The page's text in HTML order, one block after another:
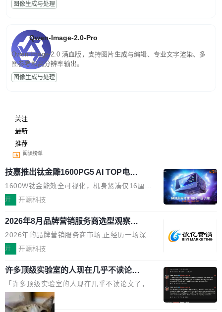
图像生成与处理
Qwen-Image-2.0-Pro
Qwen-Image-2.0 满血版，支持图片生成与编辑、专业文字渲染、多
图参考和高分辨率输出。
图像生成与处理
关注
最新
推荐
阅读榜单
技嘉推出钛金雕1600PG5 AI TOP电
源：为发烧级主机与本地AI算力打造旗
舰供电方案
1600W钛金能效全可视化，机身紧凑仅16厘米
继2026台北电脑展首度亮相后，技嘉科技近日正
电源专为发烧级DIY主机与本地AI算力平台打
造，整机长度仅16厘米，提供1600W额定功率
与80PLUS钛金能效；支持ATX 3.1与PCIe 5.1
实时LCD监控屏，可充分满足当下高阶PC主机
的严苛使用需求。 澎湃功率，紧凑机身 钛金雕1
600PG5 AI TOP具备强悍输出功率，同时实现
机身尺寸大幅精简。整机长度仅16厘米，属于同
开 开源科技
2026年8月品牌营销服务商选型观察：
从流量思维到品牌资产思维的范式转移
2026年的品牌营销服务商市场,正经历一场深刻
的价值重构。全球全案品牌代理机构市场从2025
复合增长率达5.44%,预计2032年将突破120亿美
元。数字广告与公共关系相关服务市场更是从20
25年的8463亿美元扩张至2026年的8763亿美
元。数字的背后是一个清晰的事实——品牌对专
开 开源科技
许多顶级实验室的人现在几乎不读论文
了
「许多顶级实验室的人现在几乎不读论文了，而
且他们认为 ICLR/ICML/NeurIPS 充斥着大量过
度宣传和欺诈。」 OpenAI 研究员 Keller Jorda
局